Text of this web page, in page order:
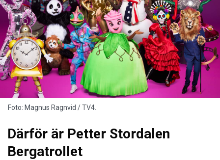
Foto: Magnus Ragnvid / TV4.
Därför är Petter Stordalen
Bergatrollet